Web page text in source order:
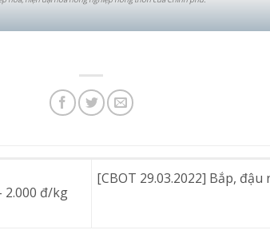
2.000 đ/kg
[CBOT 29.03.2022] Bắp,